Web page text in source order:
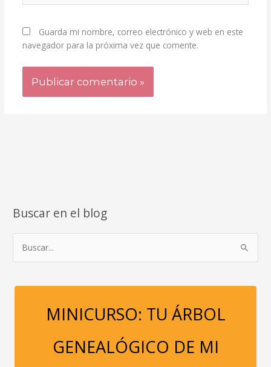
Guarda mi nombre, correo electrónico y web en este
navegador para la próxima vez que comente.
Buscar en el blog
c
MINICURSO: TU ÁRBOL
GENEALÓGICO DE MI